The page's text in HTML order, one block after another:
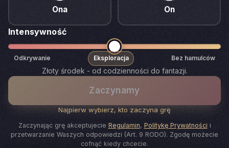
Ona On
Intensywność
Odkrywanie Eksploracja Bez hamulców
Złoty środek - od codzienności do fantazji.
Zaczynamy
Najpierw wybierz, kto zaczyna grę
Zaczynając grę akceptujecie Regulamin, Politykę Prywatności i
przetwarzanie Waszych odpowiedzi (Art. 9 RODO). Zgodę możecie
cofnąć kiedy chcecie.